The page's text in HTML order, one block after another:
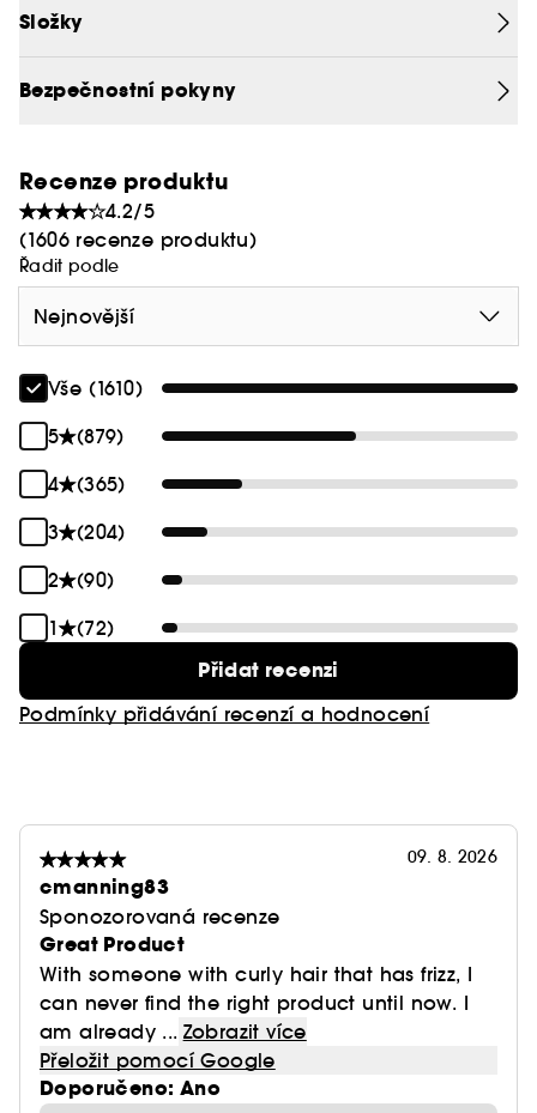
Složky
Bezpečnostní pokyny
Recenze produktu
4.2/5
(1606 recenze produktu)
Řadit podle
Nejnovější
Vše (1610)
5
(879)
4
(365)
3
(204)
2
(90)
1
(72)
Přidat recenzi
Podmínky přidávání recenzí a hodnocení
09. 8. 2026
cmanning83
Sponozorovaná recenze
Great Product
With someone with curly hair that has frizz, I
can never find the right product until now. I
am already ... Zobrazit více
Přeložit pomocí Google
Doporučeno: Ano